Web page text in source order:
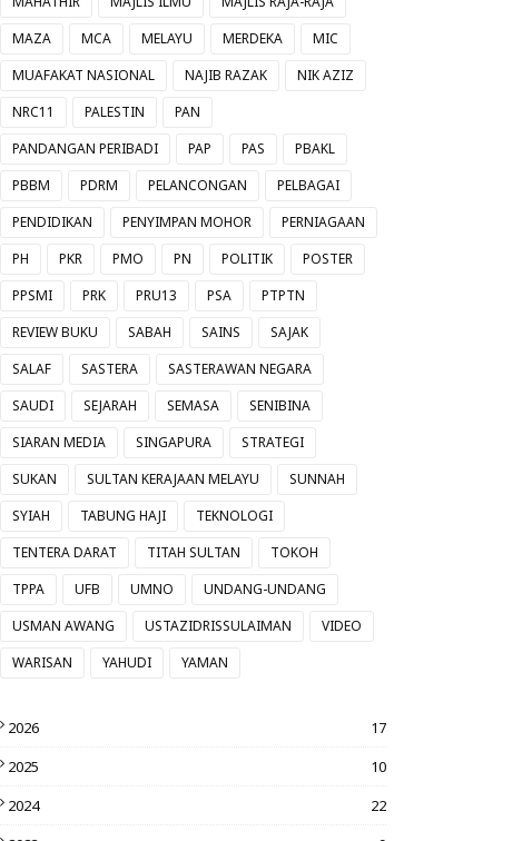
MAZA
MCA MELAYU MERDEKA
MIC
MUAFAKAT NASIONAL
NAJIB RAZAK
NIK AZIZ
NRC11
PALESTIN
PAN
PANDANGAN PERIBADI
PAP PAS
PBAKL
PBBM
PDRM PELANCONGAN
PELBAGAI
PENDIDIKAN
PENYIMPAN MOHOR
PERNIAGAAN
PH
PKR PMO PN POLITIK
POSTER
PPSMI
PRK PRU13 PSA
PTPTN
REVIEW BUKU
SABAH SAINS
SAJAK
SALAF
SASTERA
SASTERAWAN NEGARA
SAUDI
SEJARAH SEMASA
SENIBINA
SIARAN MEDIA
SINGAPURA
STRATEGI
SUKAN
SULTAN KERAJAAN MELAYU
SUNNAH
SYIAH
TABUNG HAJI
TEKNOLOGI
TENTERA DARAT
TITAH SULTAN
TOKOH
TPPA
UFB UMNO
UNDANG-UNDANG
USMAN AWANG
USTAZIDRISSULAIMAN
VIDEO
WARISAN
YAHUDI YAMAN
2026
17
2025
10
2024
22